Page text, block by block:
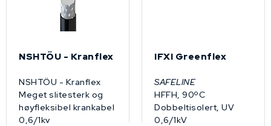
NSHTÖU - Kranflex
NSHTÖU - Kranflex
Meget slitesterk og
høyfleksibel krankabel
0,6/1kv
IFXI Greenflex
SAFELINE
HFFH, 90ºC
Dobbeltisolert, UV
0,6/1kV